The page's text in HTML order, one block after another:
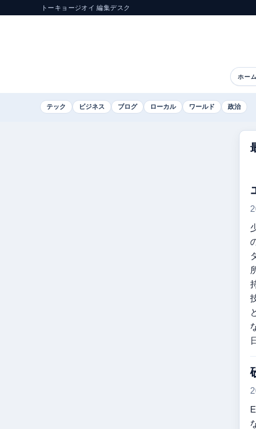
トーキョージオイ 編集デスク
ホーム
テック ビジネス ブログ ローカル ワールド 政治